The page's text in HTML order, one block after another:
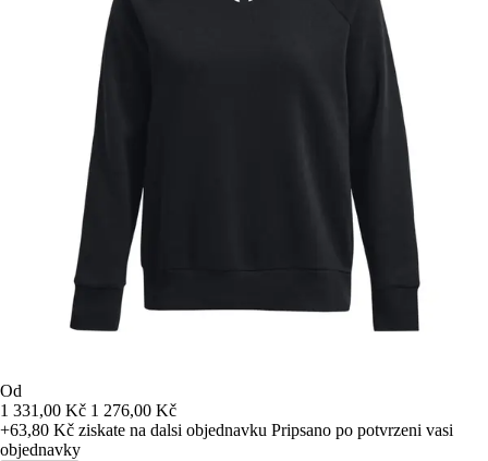
Od
1 331,00 Kč 1 276,00 Kč
+63,80 Kč ziskate na dalsi objednavku Pripsano po potvrzeni vasi
objednavky